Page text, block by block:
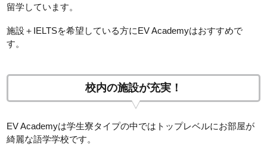
留学しています。
施設＋IELTSを希望している方にEV Academyはおすすめで
す。
校内の施設が充実！
EV Academyは学生寮タイプの中ではトップレベルにお部屋が
綺麗な語学学校です。